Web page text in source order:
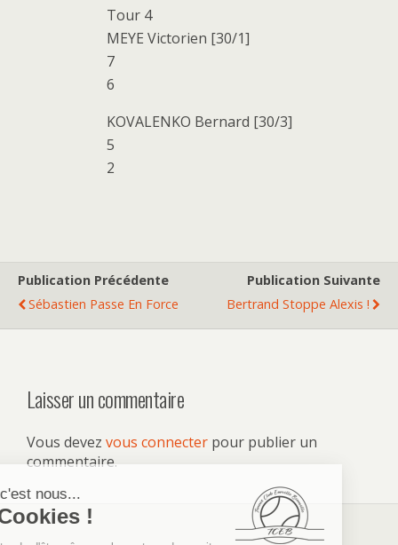
Tour 4
MEYE Victorien [30/1]
7
6
KOVALENKO Bernard [30/3]
5
2
Publication Précédente
Sébastien Passe En Force
Publication Suivante
Bertrand Stoppe Alexis !
Laisser un commentaire
Vous devez vous connecter pour publier un
commentaire.